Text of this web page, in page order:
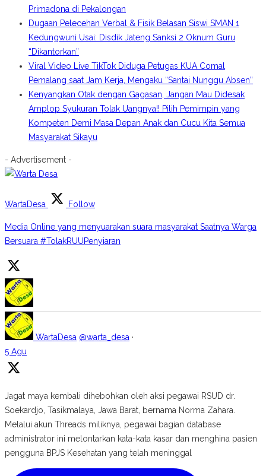
Primadona di Pekalongan
Dugaan Pelecehan Verbal & Fisik Belasan Siswi SMAN 1
Kedungwuni Usai: Disdik Jateng Sanksi 2 Oknum Guru
“Dikantorkan”
Viral Video Live TikTok Diduga Petugas KUA Comal
Pemalang saat Jam Kerja, Mengaku “Santai Nunggu Absen”
Kenyangkan Otak dengan Gagasan, Jangan Mau Didesak
Amplop Syukuran Tolak Uangnya!! Pilih Pemimpin yang
Kompeten Demi Masa Depan Anak dan Cucu Kita Semua
Masyarakat Sikayu
- Advertisement -
WartaDesa Follow
Media Online yang menyuarakan suara masyarakat Saatnya Warga
Bersuara #TolakRUUPenyiaran
WartaDesa @warta_desa ·
5 Agu
Jagat maya kembali dihebohkan oleh aksi pegawai RSUD dr.
Soekardjo, Tasikmalaya, Jawa Barat, bernama Norma Zahara.
Melalui akun Threads miliknya, pegawai bagian database
administrator ini melontarkan kata-kata kasar dan menghina pasien
pengguna BPJS Kesehatan yang telah meninggal